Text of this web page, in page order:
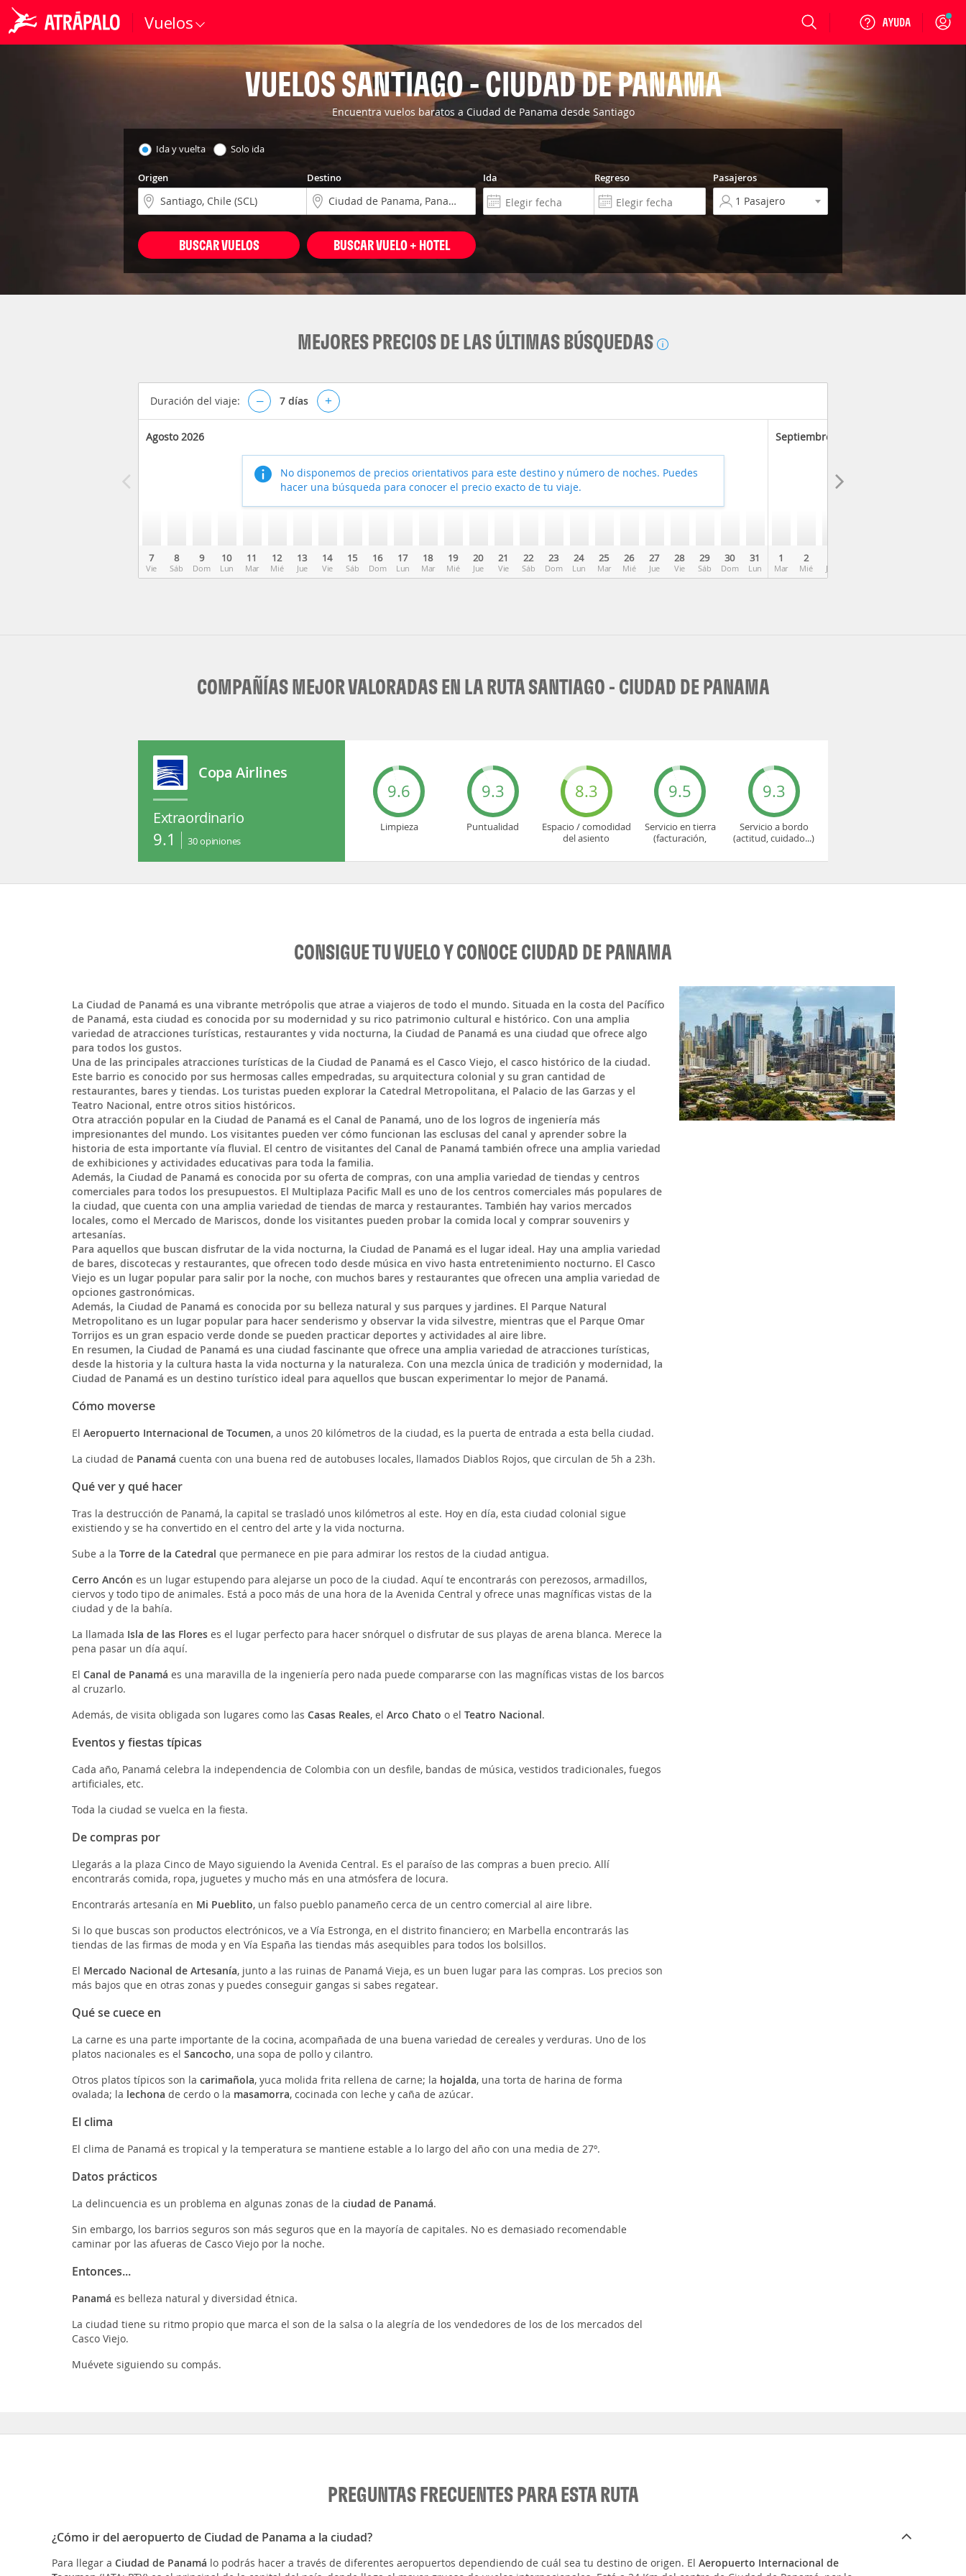
Vuelos Login
VUELOS SANTIAGO - CIUDAD DE PANAMA
Encuentra vuelos baratos a Ciudad de Panama desde Santiago
Ida y vuelta Solo ida
Origen Destino Ida Regreso Pasajeros
BUSCAR VUELOS BUSCAR VUELO + HOTEL
MEJORES PRECIOS DE LAS ÚLTIMAS BÚSQUEDAS
Duración del viaje: – 7 días +
Agosto 2026
7
Vie
8
Sáb
9
Dom
10
Lun
11
Mar
12
Mié
13
Jue
14
Vie
15
Sáb
16
Dom
17
Lun
18
Mar
19
Mié
20
Jue
21
Vie
22
Sáb
23
Dom
24
Lun
25
Mar
26
Mié
27
Jue
28
Vie
29
Sáb
30
Dom
31
Lun
Septiembre 2026
1
Mar
2
Mié Jue
No disponemos de precios orientativos para este destino y número de noches. Puedes
hacer una búsqueda para conocer el precio exacto de tu viaje.
COMPAÑÍAS MEJOR VALORADAS EN LA RUTA SANTIAGO - CIUDAD DE PANAMA
Copa Airlines
Extraordinario
9.1 30opiniones
9.6
Limpieza
9.3
Puntualidad
8.3
Espacio / comodidad
del asiento
9.5
Servicio en tierra
(facturación,
9.3
Servicio a bordo
(actitud, cuidado...)
CONSIGUE TU VUELO Y CONOCE CIUDAD DE PANAMA
La Ciudad de Panamá es una vibrante metrópolis que atrae a viajeros de todo el mundo. Situada en la costa del Pacífico
de Panamá, esta ciudad es conocida por su modernidad y su rico patrimonio cultural e histórico. Con una amplia
variedad de atracciones turísticas, restaurantes y vida nocturna, la Ciudad de Panamá es una ciudad que ofrece algo
para todos los gustos.
Una de las principales atracciones turísticas de la Ciudad de Panamá es el Casco Viejo, el casco histórico de la ciudad.
Este barrio es conocido por sus hermosas calles empedradas, su arquitectura colonial y su gran cantidad de
restaurantes, bares y tiendas. Los turistas pueden explorar la Catedral Metropolitana, el Palacio de las Garzas y el
Teatro Nacional, entre otros sitios históricos.
Otra atracción popular en la Ciudad de Panamá es el Canal de Panamá, uno de los logros de ingeniería más
impresionantes del mundo. Los visitantes pueden ver cómo funcionan las esclusas del canal y aprender sobre la
historia de esta importante vía fluvial. El centro de visitantes del Canal de Panamá también ofrece una amplia variedad
de exhibiciones y actividades educativas para toda la familia.
Además, la Ciudad de Panamá es conocida por su oferta de compras, con una amplia variedad de tiendas y centros
comerciales para todos los presupuestos. El Multiplaza Pacific Mall es uno de los centros comerciales más populares de
la ciudad, que cuenta con una amplia variedad de tiendas de marca y restaurantes. También hay varios mercados
locales, como el Mercado de Mariscos, donde los visitantes pueden probar la comida local y comprar souvenirs y
artesanías.
Para aquellos que buscan disfrutar de la vida nocturna, la Ciudad de Panamá es el lugar ideal. Hay una amplia variedad
de bares, discotecas y restaurantes, que ofrecen todo desde música en vivo hasta entretenimiento nocturno. El Casco
Viejo es un lugar popular para salir por la noche, con muchos bares y restaurantes que ofrecen una amplia variedad de
opciones gastronómicas.
Además, la Ciudad de Panamá es conocida por su belleza natural y sus parques y jardines. El Parque Natural
Metropolitano es un lugar popular para hacer senderismo y observar la vida silvestre, mientras que el Parque Omar
Torrijos es un gran espacio verde donde se pueden practicar deportes y actividades al aire libre.
En resumen, la Ciudad de Panamá es una ciudad fascinante que ofrece una amplia variedad de atracciones turísticas,
desde la historia y la cultura hasta la vida nocturna y la naturaleza. Con una mezcla única de tradición y modernidad, la
Ciudad de Panamá es un destino turístico ideal para aquellos que buscan experimentar lo mejor de Panamá.
Cómo moverse
El Aeropuerto Internacional de Tocumen, a unos 20 kilómetros de la ciudad, es la puerta de entrada a esta bella ciudad.
La ciudad de Panamá cuenta con una buena red de autobuses locales, llamados Diablos Rojos, que circulan de 5h a 23h.
Qué ver y qué hacer
Tras la destrucción de Panamá, la capital se trasladó unos kilómetros al este. Hoy en día, esta ciudad colonial sigue
existiendo y se ha convertido en el centro del arte y la vida nocturna.
Sube a la Torre de la Catedral que permanece en pie para admirar los restos de la ciudad antigua.
Cerro Ancón es un lugar estupendo para alejarse un poco de la ciudad. Aquí te encontrarás con perezosos, armadillos,
ciervos y todo tipo de animales. Está a poco más de una hora de la Avenida Central y ofrece unas magníficas vistas de la
ciudad y de la bahía.
La llamada Isla de las Floreses el lugar perfecto para hacer snórquel o disfrutar de sus playas de arena blanca. Merece la
pena pasar un día aquí.
El Canal de Panamá es una maravilla de la ingeniería pero nada puede compararse con las magníficas vistas de los barcos
al cruzarlo.
Además, de visita obligada son lugares como las Casas Reales, el Arco Chato o el Teatro Nacional.
Eventos y fiestas típicas
Cada año, Panamá celebra la independencia de Colombia con un desfile, bandas de música, vestidos tradicionales, fuegos
artificiales, etc.
Toda la ciudad se vuelca en la fiesta.
De compras por
Llegarás a la plaza Cinco de Mayo siguiendo la Avenida Central. Es el paraíso de las compras a buen precio. Allí
encontrarás comida, ropa, juguetes y mucho más en una atmósfera de locura.
Encontrarás artesanía en Mi Pueblito, un falso pueblo panameño cerca de un centro comercial al aire libre.
Si lo que buscas son productos electrónicos, ve a Vía Estronga, en el distrito financiero; en Marbella encontrarás las
tiendas de las firmas de moda y en Vía España las tiendas más asequibles para todos los bolsillos.
El Mercado Nacional de Artesanía, junto a las ruinas de Panamá Vieja, es un buen lugar para las compras. Los precios son
más bajos que en otras zonas y puedes conseguir gangas si sabes regatear.
Qué se cuece en
La carne es una parte importante de la cocina, acompañada de una buena variedad de cereales y verduras. Uno de los
platos nacionales es el Sancocho, una sopa de pollo y cilantro.
Otros platos típicos son la carimañola, yuca molida frita rellena de carne; la hojalda, una torta de harina de forma
ovalada; la lechona de cerdo o la masamorra, cocinada con leche y caña de azúcar.
El clima
El clima de Panamá es tropical y la temperatura se mantiene estable a lo largo del año con una media de 27º.
Datos prácticos
La delincuencia es un problema en algunas zonas de la ciudad de Panamá.
Sin embargo, los barrios seguros son más seguros que en la mayoría de capitales. No es demasiado recomendable
caminar por las afueras de Casco Viejo por la noche.
Entonces...
Panamá es belleza natural y diversidad étnica.
La ciudad tiene su ritmo propio que marca el son de la salsa o la alegría de los vendedores de los de los mercados del
Casco Viejo.
Muévete siguiendo su compás.
PREGUNTAS FRECUENTES PARA ESTA RUTA
¿Cómo ir del aeropuerto de Ciudad de Panama a la ciudad?
Para llegar a Ciudad de Panamá lo podrás hacer a través de diferentes aeropuertos dependiendo de cuál sea tu destino de origen. El Aeropuerto Internacional de